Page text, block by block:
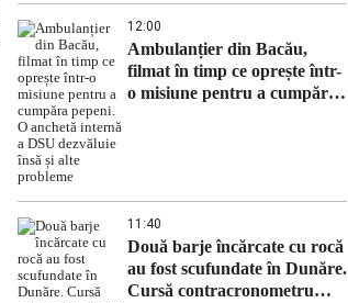
12:00
Ambulanțier din Bacău,
filmat în timp ce oprește într-
o misiune pentru a cumpăra
11:40
Două barje încărcate cu rocă
au fost scufundate în Dunăre.
Cursă contracronometru